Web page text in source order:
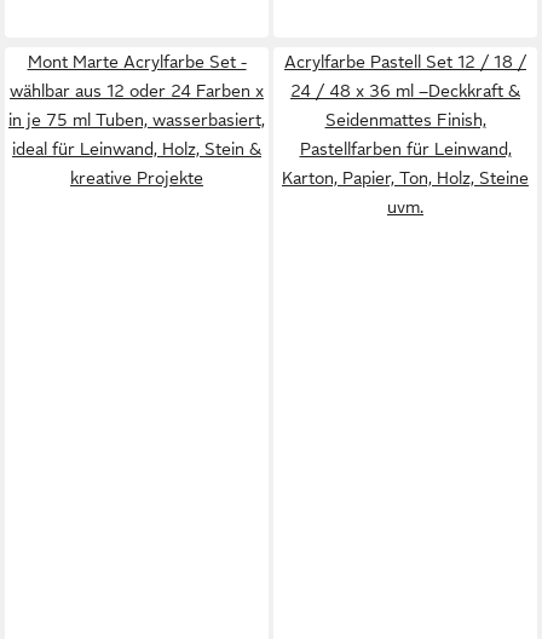
Mont Marte Acrylfarbe Set -
wählbar aus 12 oder 24 Farben x
in je 75 ml Tuben, wasserbasiert,
ideal für Leinwand, Holz, Stein &
kreative Projekte
Acrylfarbe Pastell Set 12 / 18 /
24 / 48 x 36 ml –Deckkraft &
Seidenmattes Finish,
Pastellfarben für Leinwand,
Karton, Papier, Ton, Holz, Steine
uvm.